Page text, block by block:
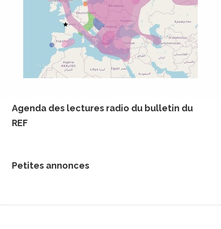
Agenda des lectures radio du bulletin du
REF
Petites annonces